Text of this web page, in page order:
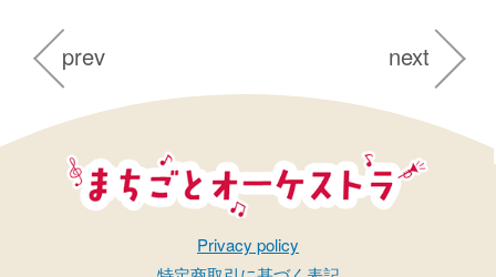
prev next
Privacy policy